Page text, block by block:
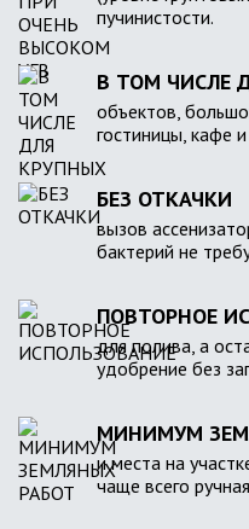
пучинистости.
В ТОМ ЧИСЛЕ
объектов,
гостиницы, кафе
БЕЗ ОТКАЧКИ
вызов
бактерий не
ПОВТОРНОЕ
для полива, а
удобрение без
МИНИМУМ
и места на
чаще всего